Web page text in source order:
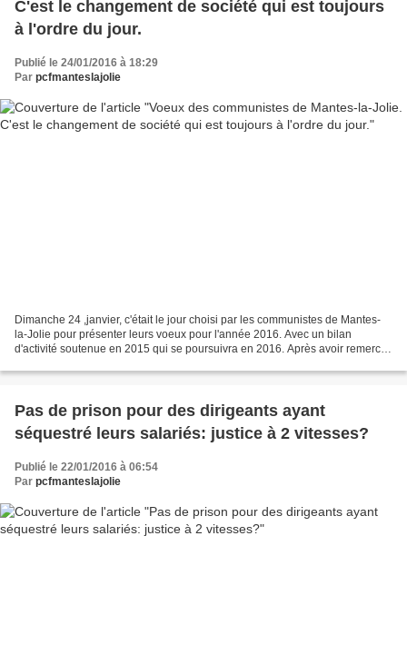
C'est le changement de société qui est toujours
à l'ordre du jour.
Publié le 24/01/2016 à 18:29
Par pcfmanteslajolie
Dimanche 24 ,janvier, c'était le jour choisi par les communistes de Mantes-
la-Jolie pour présenter leurs voeux pour l'année 2016. Avec un bilan
d'activité soutenue en 2015 qui se poursuivra en 2016. Après avoir remercié
Pas de prison pour des dirigeants ayant
séquestré leurs salariés: justice à 2 vitesses?
Publié le 22/01/2016 à 06:54
Par pcfmanteslajolie